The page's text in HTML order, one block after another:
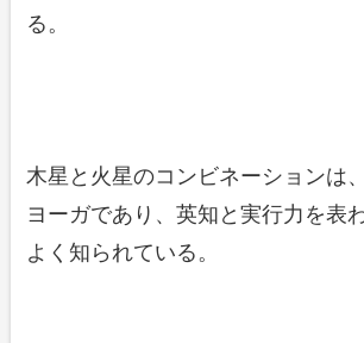
る。
木星と火星のコンビネーションは
ヨーガであり、英知と実行力を表
よく知られている。